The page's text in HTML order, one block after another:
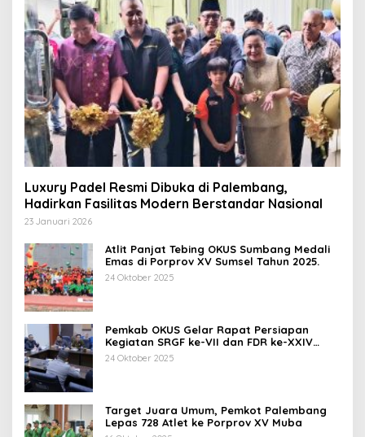
Luxury Padel Resmi Dibuka di Palembang,
Hadirkan Fasilitas Modern Berstandar Nasional
23 Januari 2026
Atlit Panjat Tebing OKUS Sumbang Medali
Emas di Porprov XV Sumsel Tahun 2025.
24 Oktober 2025
Pemkab OKUS Gelar Rapat Persiapan
Kegiatan SRGF ke-VII dan FDR ke-XXIV
Tahun 2025
24 Oktober 2025
Target Juara Umum, Pemkot Palembang
Lepas 728 Atlet ke Porprov XV Muba